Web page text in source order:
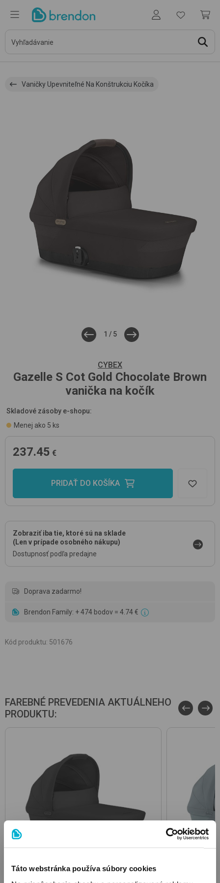
Táto webstránka používa súbory cookies
Vaničky Upevniteľné Na Konštrukciu Kočíka
1 / 5
CYBEX
Gazelle S Cot Gold Chocolate Brown
vanička na kočík
Skladové zásoby e-shopu:
Menej ako 5 ks
237.45 €
PRIDAŤ DO KOŠÍKA
Zobraziť iba tie, ktoré sú na sklade
(Len v prípade osobného nákupu)
Dostupnosť podľa predajne
Doprava zadarmo!
Brendon Family: + 474 bodov = 4.74 €
Kód produktu: 501676
FAREBNÉ PREVEDENIA AKTUÁLNEHO
PRODUKTU: